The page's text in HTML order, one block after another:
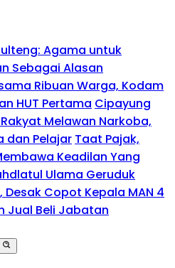
Agama untuk
Sebagai Alasan
Ribuan Warga, Kodam
HUT Pertama Cipayung
Melawan Narkoba,
dan Pelajar Taat Pajak,
Keadilan Yang
Ulama Geruduk
Copot Kepala MAN 4
Jual Beli Jabatan